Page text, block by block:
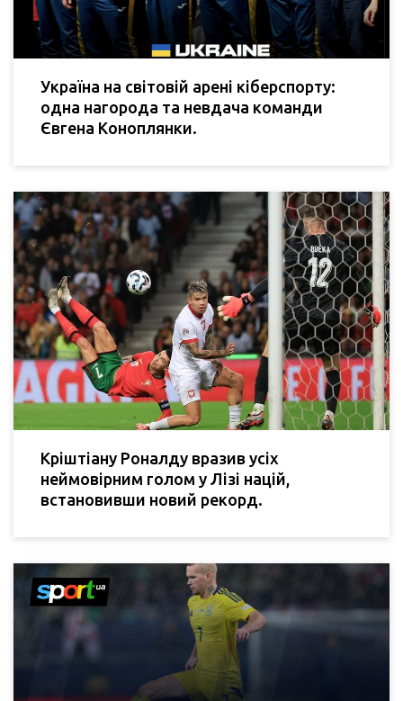
Україна на світовій арені кіберспорту:
одна нагорода та невдача команди
Євгена Коноплянки.
Кріштіану Роналду вразив усіх
неймовірним голом у Лізі націй,
встановивши новий рекорд.